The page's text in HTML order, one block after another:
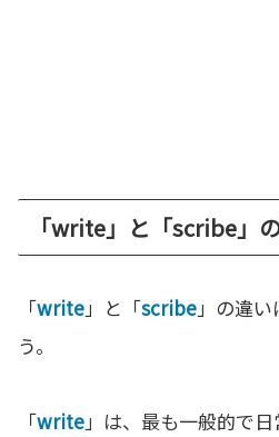
「write」と「scribe」
「write」と「scribe」の違い
う。
「write」は、最も一般的で